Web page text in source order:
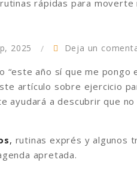
2025 Deja un
“este año sí que me
artículo sobre ejercicio
ayudará a descubrir que
, rutinas exprés y algunos
apretada.